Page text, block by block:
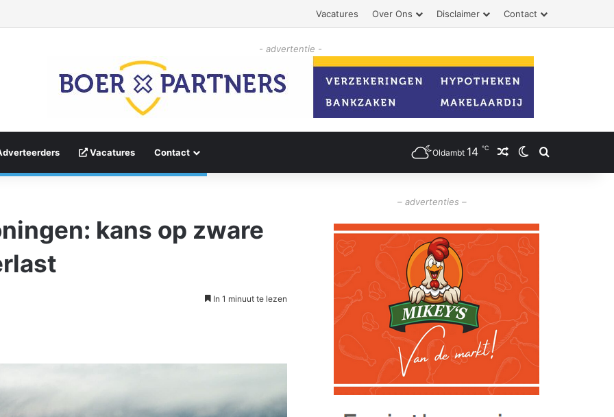
Vacatures Over Ons Disclaimer Contact
- advertentie -
Vacatures Contact Oldambt 14 ℃ Willekeurig artikel
Switch skin
Zoeken
kans op zware
In 1 minuut te lezen
– advertenties –